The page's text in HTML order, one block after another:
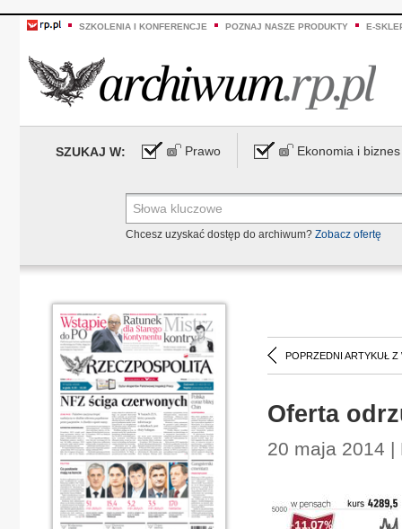
SZKOLENIA I KONFERENCJE POZNAJ NASZE PRODUKTY E-
SZUKAJ W: Prawo Ekonomia i biznes
Chcesz uzyskać dostęp do archiwum? Zobacz ofertę
POPRZEDNI ARTYKUŁ Z
Oferta
20 maja 2014 |